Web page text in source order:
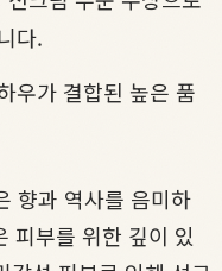
다.
우가 결합된 높은 품
향과 역사를 음미하
피부를 위한 깊이 있